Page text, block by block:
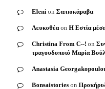
Eleni on Σαπιοκάραβα
Λευκοθέα on Η Εστία
Christina From C--! on
τραγουδοποιό Μαρία
Anastasia
Bonsaistories on